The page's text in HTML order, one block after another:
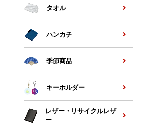
タオル
ハンカチ
季節商品
キーホルダー
レザー・リサイクルレザ
ー